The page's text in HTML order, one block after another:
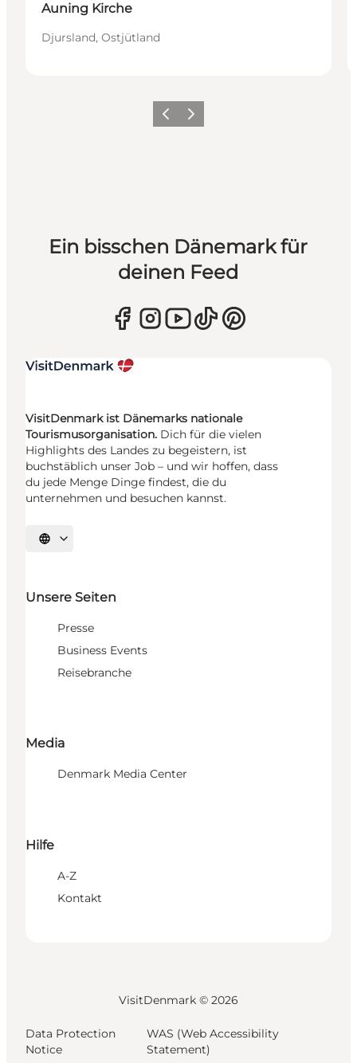
Auning Kirche
Djursland, Ostjütland
ZurückWeiter
Ein bisschen Dänemark für
deinen Feed
VisitDenmark ist Dänemarks nationale
Tourismusorganisation. Dich für die vielen
Highlights des Landes zu begeistern, ist
buchstäblich unser Job – und wir hoffen, dass
du jede Menge Dinge findest, die du
unternehmen und besuchen kannst.
Sprache auswählen
Unsere Seiten
Presse
Business Events
Reisebranche
Media
Denmark Media Center
Hilfe
A-Z
Kontakt
VisitDenmark © 2026
Data Protection
Notice
WAS (Web Accessibility
Statement)